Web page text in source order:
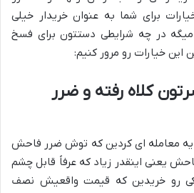
برای شما به عنوان خریدار خیلی
در چه شرایطی دستتون برای فسخ
این خیارات رو مرور کنیم:
کلاه رفته و ضرر
یه معامله ای کردین که توش ضرر فاحش
یعنی اینقدر زیاد که عرفاً قابل چشم
رو خریدین که قیمت واقعیش نصف